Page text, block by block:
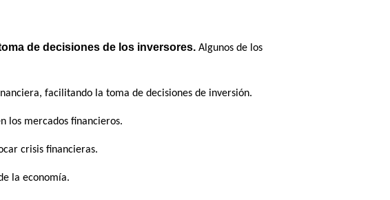
de decisiones de los inversores. Algunos de los
facilitando la toma de decisiones de inversión.
los mercados financieros.
crisis financieras.
la economía.